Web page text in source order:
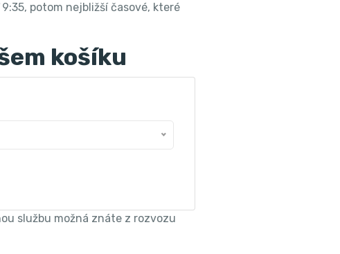
potom nejbližší časové, které
košíku
službu možná znáte z rozvozu